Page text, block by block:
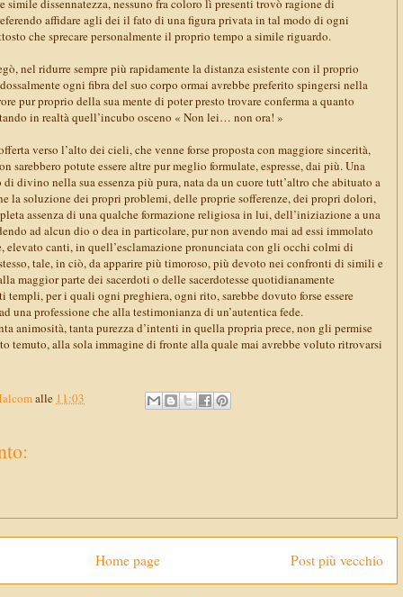
simile dissennatezza, nessuno fra coloro lì presenti trovò ragione di
affidare agli dei il fato di una figura privata in tal modo di ogni
che sprecare personalmente il proprio tempo a simile riguardo.
nel ridurre sempre più rapidamente la distanza esistente con il proprio
ogni fibra del suo corpo ormai avrebbe preferito spingersi nella
pur proprio della sua mente di poter presto trovare conferma a quanto
in realtà quell’incubo osceno « Non lei… non ora! »
verso l’alto dei cieli, che venne forse proposta con maggiore sincerità,
sarebbero potute essere altre pur meglio formulate, espresse, dai più. Una
divino nella sua essenza più pura, nata da un cuore tutt’altro che abituato a
la soluzione dei propri problemi, delle proprie sofferenze, dei propri dolori,
assenza di una qualche formazione religiosa in lui, dell’iniziazione a una
ad alcun dio o dea in particolare, pur non avendo mai ad essi immolato
elevato canti, in quell’esclamazione pronunciata con gli occhi colmi di
tale, in ciò, da apparire più timoroso, più devoto nei confronti di simili e
maggior parte dei sacerdoti o delle sacerdotesse quotidianamente
per i quali ogni preghiera, ogni rito, sarebbe dovuto forse essere
una professione che alla testimonianza di un’autentica fede.
animosità, tanta purezza d’intenti in quella propria prece, non gli permise
temuto, alla sola immagine di fronte alla quale mai avrebbe voluto ritrovarsi
alle 11:03
Post più vecchio
Home page